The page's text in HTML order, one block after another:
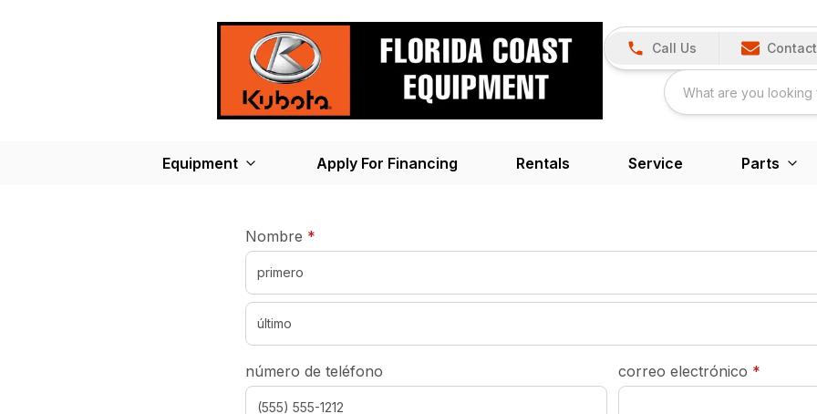
Call Us
Equipment Apply For Financing Rentals Service Parts
Nombre *required
número de teléfono correo electrónico *required